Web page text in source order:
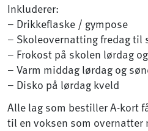
Inkluderer:
– Drikkeflaske / gympose
– Skoleovernatting fredag til
– Frokost på skolen lørdag
– Varm middag lørdag og
– Disko på lørdag kveld
Alle lag som bestiller A-kort
til en voksen som overnatter